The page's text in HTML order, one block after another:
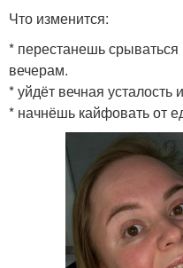
Что изменится:
* перестанешь
вечерам.
* уйдёт вечная усталость
* начнёшь кайфовать от